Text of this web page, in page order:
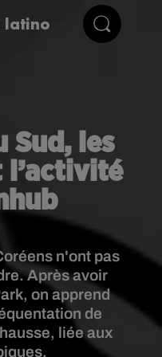
latino
Sud, les
l’activité
n'ont pas
Après avoir
on apprend
de
liée aux